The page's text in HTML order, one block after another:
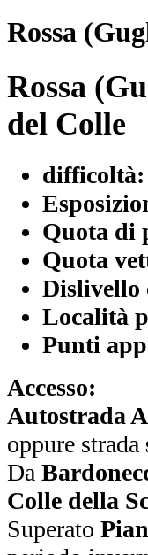
Rossa
Rossa
del Colle
difficoltà:
Quota di
Quota
Dislivello
Località
Punti
Accesso:
Autostrada
oppure strada
Da
Colle della
Superato